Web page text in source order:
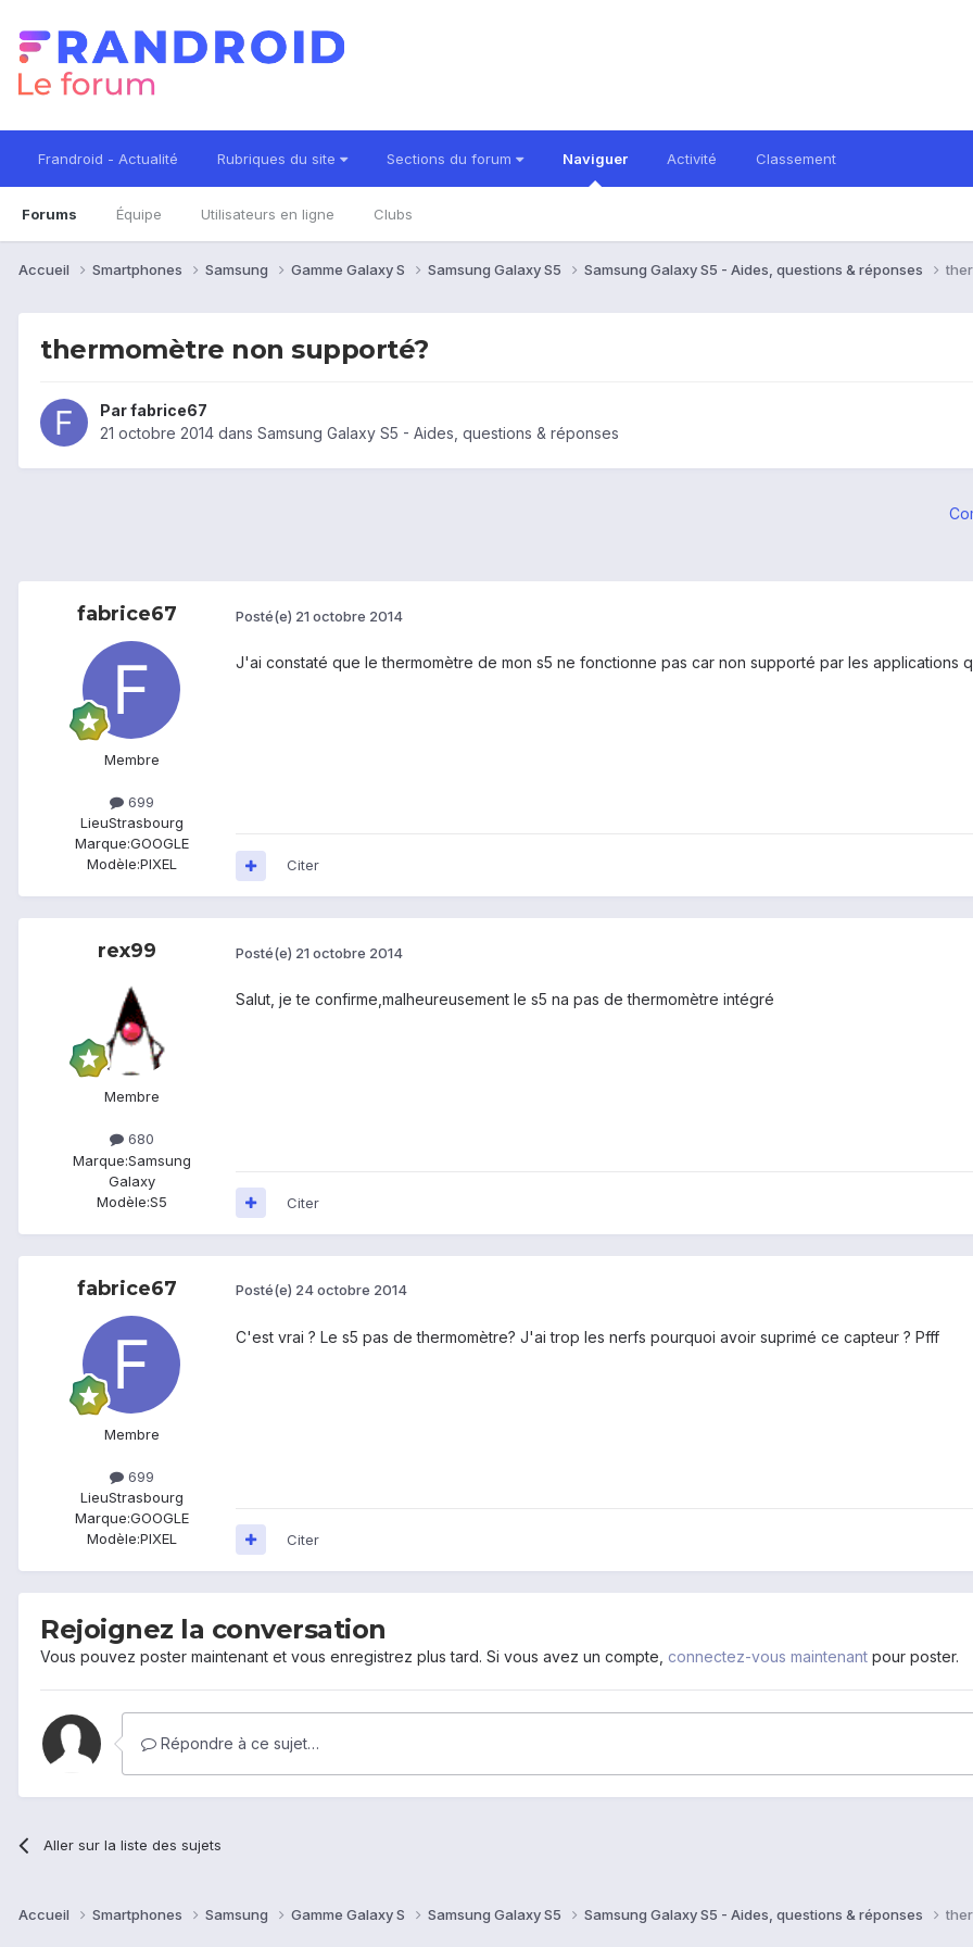
Frandroid - Actualité Rubriques du site Sections du forum Naviguer
Forums Équipe Utilisateurs en ligne Clubs
Activité Classement
Accueil Smartphones Samsung Gamme Galaxy S Samsung Galaxy S5 Samsung Galaxy S5 - Aides, questions & réponses
thermomètre non supporté?
Parfabrice67
21 octobre 2014 dans Samsung Galaxy S5 - Aides, questions & réponses
fabrice67
Membre
699
LieuStrasbourg
Marque:GOOGLE
Modèle:PIXEL
Posté(e) 21 octobre 2014
J'ai constaté que le thermomètre de mon s5 ne fonctionne pas car non supporté par les applications
Citer
rex99
Membre
680
Marque:Samsung
Galaxy
Modèle:S5
Posté(e) 21 octobre 2014
Salut, je te confirme,malheureusement le s5 na pas de thermomètre intégré
Citer
fabrice67
Membre
699
LieuStrasbourg
Marque:GOOGLE
Modèle:PIXEL
Posté(e) 24 octobre 2014
C'est vrai ? Le s5 pas de thermomètre? J'ai trop les nerfs pourquoi avoir suprimé ce capteur ? Pfff
Citer
Rejoignez la conversation
Vous pouvez poster maintenant et vous enregistrez plus tard. Si vous avez un compte, connectez-vous maintenant pour poster.
Répondre à ce sujet…
Aller sur la liste des sujets
Accueil Smartphones Samsung Gamme Galaxy S Samsung Galaxy S5 Samsung Galaxy S5 - Aides, questions & réponses